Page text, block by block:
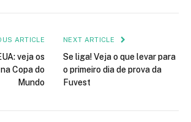
ARTICLE
veja os
Copa do
Mundo
NEXT ARTICLE
Se liga! Veja o que levar para
o primeiro dia de prova da
Fuvest